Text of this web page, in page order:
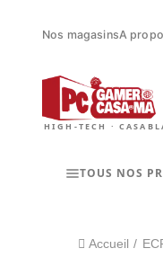
Nos magasinsA
HIGH-TECH ·
TOUS NOS
Accueil